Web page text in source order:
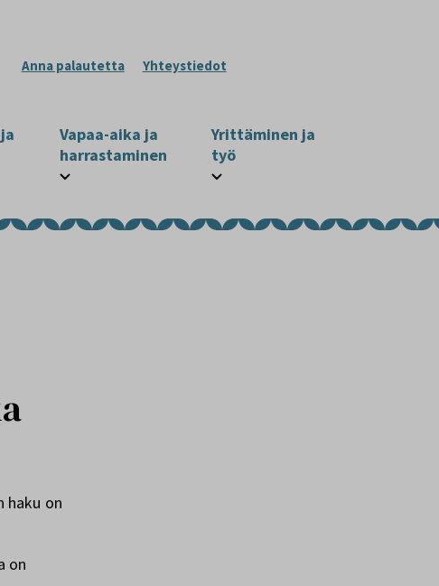
Anna palautetta Yhteystiedot
Vapaa-aika ja
harrastaminen
Yrittäminen ja
työ
haku on
on